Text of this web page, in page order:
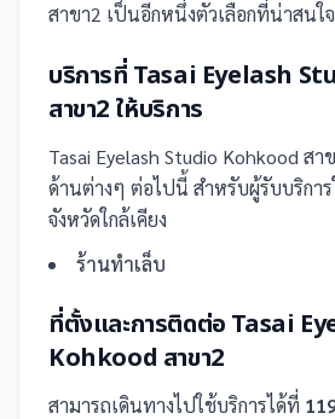
สาขา2 เป็นอีกหนึ่งตัวเลือกที่น่าสนใจ
บริการที่ Tasai Eyelash
สาขา2 ให้บริการ
Tasai Eyelash Studio Kohkood สา
ด้านต่างๆ ต่อไปนี้ สำหรับผู้รับบริกา
จังหวัดใกล้เคียง
ร้านทำเล็บ
ที่ตั้งและการติดต่อ Tasai
Kohkood สาขา2
สามารถเดินทางไปใช้บริการได้ที่